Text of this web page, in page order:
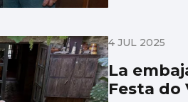
4 JUL 2025
La
Festa do